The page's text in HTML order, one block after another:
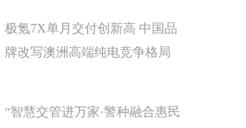
极氪7X单月交付创新高 中国品
牌改写澳洲高端纯电竞争格局
“智慧交管进万家·警种融合惠民